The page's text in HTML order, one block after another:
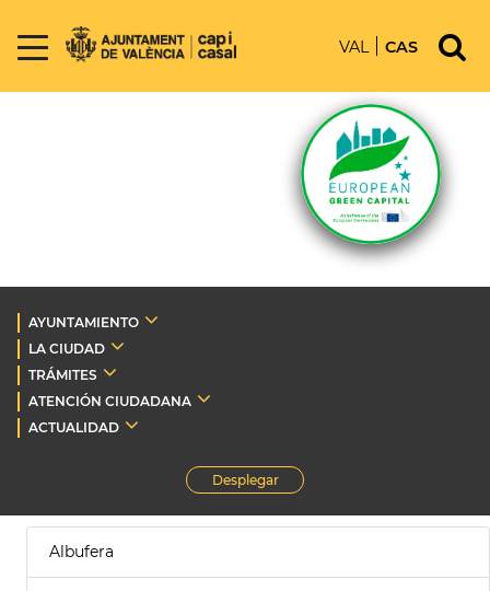
VAL CAS
AYUNTAMIENTO
LA CIUDAD
TRÁMITES
ATENCIÓN CIUDADANA
ACTUALIDAD
Desplegar
Albufera